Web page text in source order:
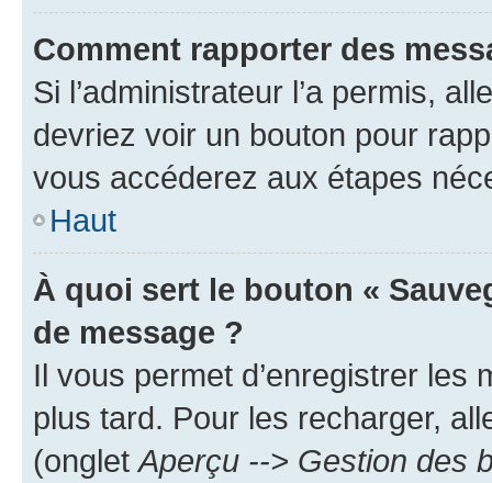
Comment rapporter des
Si l’administrateur l’a permis,
devriez voir un bouton pour
vous accéderez aux étapes
Haut
À quoi sert le bouton «
de message ?
Il vous permet d’enregistrer
plus tard. Pour les recharger,
(onglet Aperçu --> Gestion des